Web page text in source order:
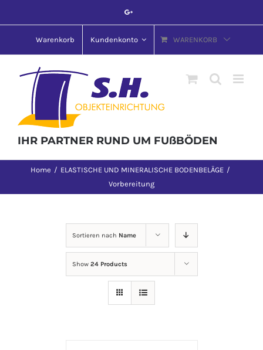
to
Google+
Warenkorb Kundenkonto WARENKORB
IHR PARTNER RUND UM FUßBÖDEN
Home / ELASTISCHE UND MINERALISCHE BODENBELÄGE /
Vorbereitung
Sortieren nach Name
Show 24 Products